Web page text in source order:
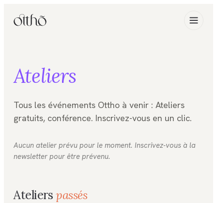
Ateliers
Tous les événements Ottho à venir : Ateliers
gratuits, conférence. Inscrivez-vous en un clic.
Aucun atelier prévu pour le moment. Inscrivez-vous à la
newsletter pour être prévenu.
Atelierspassés